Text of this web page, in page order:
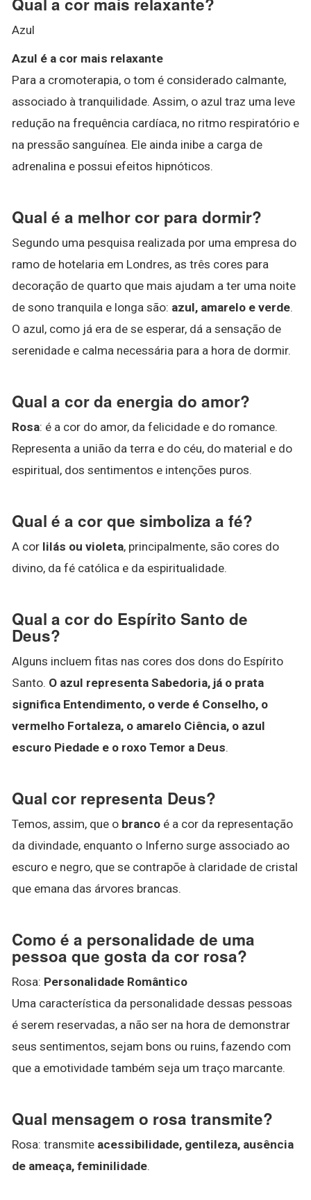
Azul
Azul é a cor mais relaxante
Para a cromoterapia, o tom é considerado calmante,
associado à tranquilidade. Assim, o azul traz uma leve
redução na frequência cardíaca, no ritmo respiratório e
na pressão sanguínea. Ele ainda inibe a carga de
adrenalina e possui efeitos hipnóticos.
Qual é a melhor cor para dormir?
Segundo uma pesquisa realizada por uma empresa do
ramo de hotelaria em Londres, as três cores para
decoração de quarto que mais ajudam a ter uma noite
de sono tranquila e longa são: azul, amarelo e verde.
O azul, como já era de se esperar, dá a sensação de
serenidade e calma necessária para a hora de dormir.
Qual a cor da energia do amor?
Rosa: é a cor do amor, da felicidade e do romance.
Representa a união da terra e do céu, do material e do
espiritual, dos sentimentos e intenções puros.
Qual é a cor que simboliza a fé?
A cor lilás ou violeta, principalmente, são cores do
divino, da fé católica e da espiritualidade.
Qual a cor do Espírito Santo de
Deus?
Alguns incluem fitas nas cores dos dons do Espírito
Santo. O azul representa Sabedoria, já o prata
significa Entendimento, o verde é Conselho, o
vermelho Fortaleza, o amarelo Ciência, o azul
escuro Piedade e o roxo Temor a Deus.
Qual cor representa Deus?
Temos, assim, que o branco é a cor da representação
da divindade, enquanto o Inferno surge associado ao
escuro e negro, que se contrapõe à claridade de cristal
que emana das árvores brancas.
Como é a personalidade de uma
pessoa que gosta da cor rosa?
Rosa: Personalidade Romântico
Uma característica da personalidade dessas pessoas
é serem reservadas, a não ser na hora de demonstrar
seus sentimentos, sejam bons ou ruins, fazendo com
que a emotividade também seja um traço marcante.
Qual mensagem o rosa transmite?
Rosa: transmite acessibilidade, gentileza, ausência
de ameaça, feminilidade.